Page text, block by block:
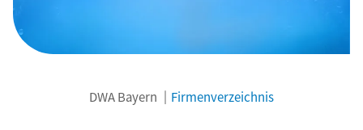
DWA Bayern Firmenverzeichnis